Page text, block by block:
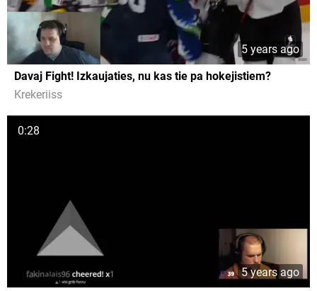
5 years ago
Davaj Fight! Izkaujaties, nu kas tie pa hokejistiem?
Krekeriiss
0:28
5 years ago